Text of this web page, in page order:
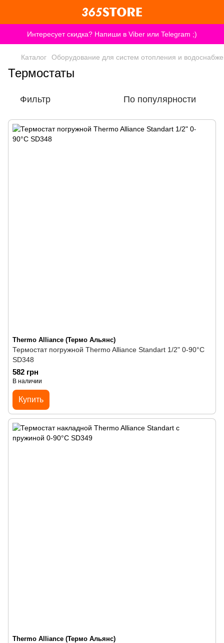
Интересует скидка? Напиши в Viber или Telegram ;)
Каталог Оборудование для систем отопления и
Термостаты
Фильтр По популярности
Thermo Alliance (Термо Альянс)
Термостат погружной Thermo Alliance Standart 1/2" 0-90°С
SD348
582 грн
В наличии
Купить
Thermo Alliance (Термо Альянс)